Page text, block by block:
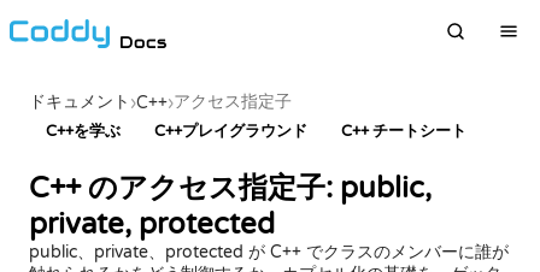
Docs
ドキュメント ›C++›アクセス指定子
C++を学ぶ C++プレイグラウンド C++ チートシート
C++ のアクセス指定子: public,
private, protected
public、private、protected が C++ でクラスのメンバーに誰が